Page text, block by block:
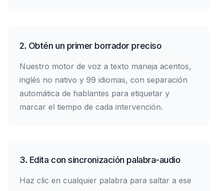
2. Obtén un primer borrador preciso
Nuestro motor de voz a texto maneja acentos,
inglés no nativo y 99 idiomas, con separación
automática de hablantes para etiquetar y
marcar el tiempo de cada intervención.
3. Edita con sincronización palabra-audio
Haz clic en cualquier palabra para saltar a ese